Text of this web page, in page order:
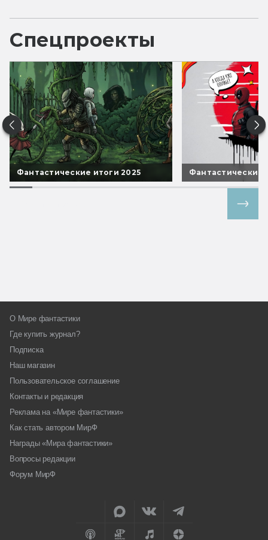
Спецпроекты
Фантастические итоги 2025 Фантастические
О Мире фантастики
Где купить журнал?
Подписка
Наш магазин
Пользовательское соглашение
Контакты и редакция
Реклама на «Мире фантастики»
Как стать автором МирФ
Награды «Мира фантастики»
Вопросы редакции
Форум МирФ